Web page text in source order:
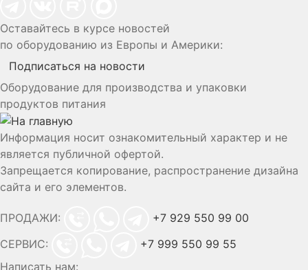
Оставайтесь в курсе новостей
по оборудованию из Европы и Америки:
Подписаться на новости
Оборудование для производства и упаковки
продуктов питания
Информация носит ознакомительный характер и не
является публичной офертой.
Запрещается копирование, распространение дизайна
сайта и его элементов.
ПРОДАЖИ:
+7 929 550 99 00
СЕРВИС:
+7 999 550 99 55
Написать нам: